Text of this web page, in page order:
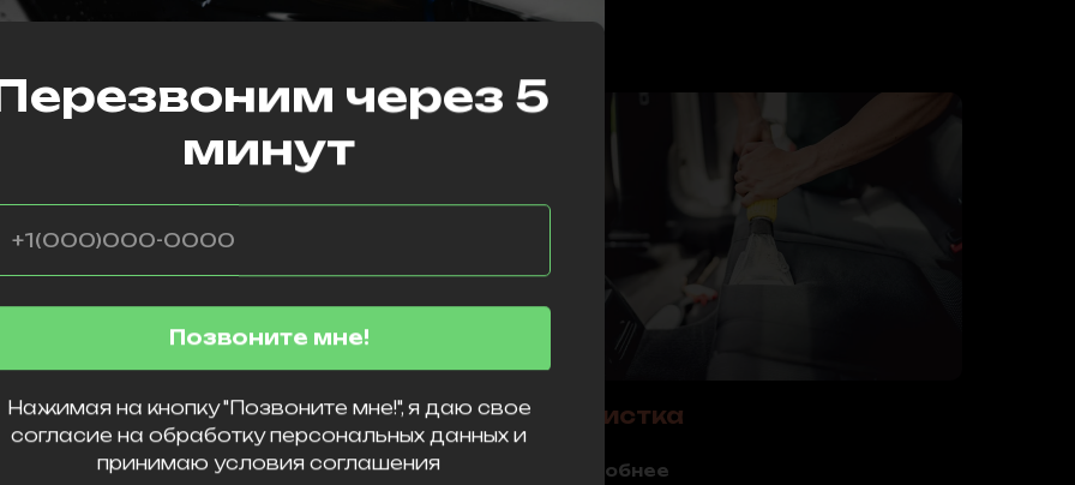
Химчистка
Подробнее
Здравствуйте!
Хотите, чтобы мы
вам перезвонили?
через 5
минут
Позвоните мне!
Нажимая на кнопку "Позвоните мне!", я даю свое
согласие на обработку персональных данных и
принимаю условия соглашения